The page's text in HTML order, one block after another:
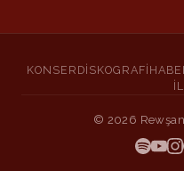
KONSER DISKOGRAFI
© 2026